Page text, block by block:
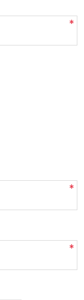
*
*
*